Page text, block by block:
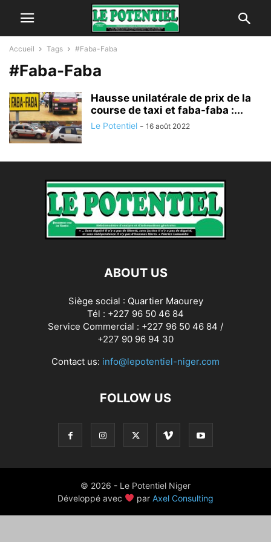
Accueil Tags #Faba-Faba
#Faba-Faba
Hausse unilatérale de prix de la
course de taxi et faba-faba :...
Le Potentiel - 16 août 2022
ABOUT US
Siège social : Quartier Maourey
Tél : +227 96 50 46 84
Service Commercial : +227 96 50 46 84 /
+227 90 96 94 30
Contact us: info@lepotentiel-niger.com
FOLLOW US
© 2026 - Le Potentiel Niger
Développé avec
par Axel Consulting